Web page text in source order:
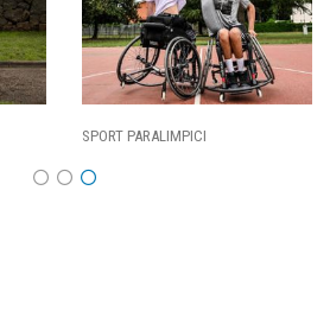
CALCIO